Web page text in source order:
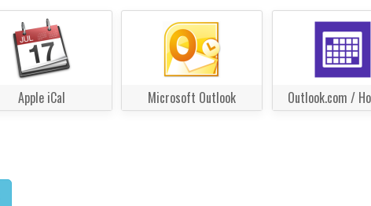
Apple iCal Microsoft Outlook Outlook.com /